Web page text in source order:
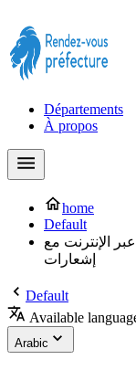
Départements
À propos
home
Default
الإنترنت مع
إشعارات
Default
Available
Arabic